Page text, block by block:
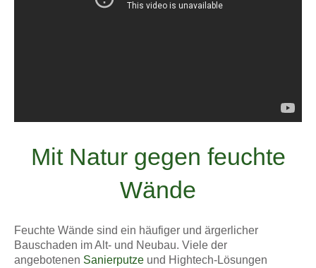
Mit Natur gegen feuchte
Wände
Feuchte Wände sind ein häufiger und ärgerlicher
Bauschaden im Alt- und Neubau. Viele der
angebotenen Sanierputze und Hightech-Lösungen